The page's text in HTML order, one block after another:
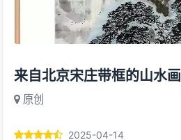
来自北京宋庄带框的山水画
原创
2025-04-14